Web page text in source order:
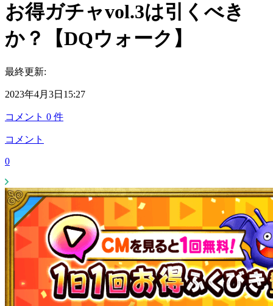
お得ガチャvol.3は引くべき
か？【DQウォーク】
最終更新:
2023年4月3日15:27
コメント 0 件
コメント
0